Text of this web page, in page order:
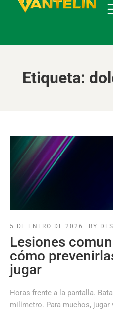
Etiqueta:
5 DE ENERO DE 2026 BY
Lesiones
cómo
jugar
Horas frente a la pantalla.
milímetro. Para muchos,